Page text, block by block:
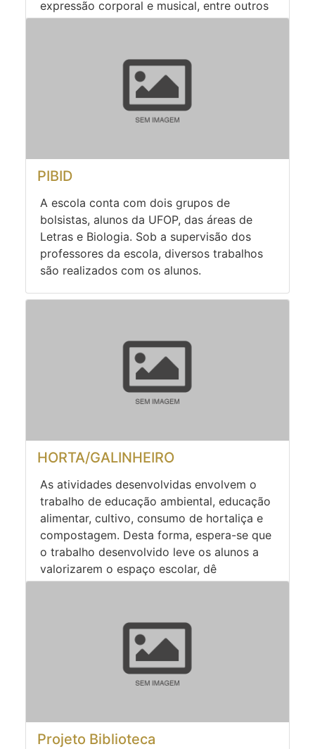
expressão corporal e musical, entre outros
aspectos ligados à arte.
PIBID
A escola conta com dois grupos de
bolsistas, alunos da UFOP, das áreas de
Letras e Biologia. Sob a supervisão dos
professores da escola, diversos trabalhos
são realizados com os alunos.
HORTA/GALINHEIRO
As atividades desenvolvidas envolvem o
trabalho de educação ambiental, educação
alimentar, cultivo, consumo de hortaliça e
compostagem. Desta forma, espera-se que
o trabalho desenvolvido leve os alunos a
valorizarem o espaço escolar, dê
significado à aprendizagem e permita o
direcionadas à disciplina de Ciências,
aproximando o ensino da realidade
cotidiana do educando, unindo teoria e
prática, gerando aprendizagem.
Projeto Biblioteca